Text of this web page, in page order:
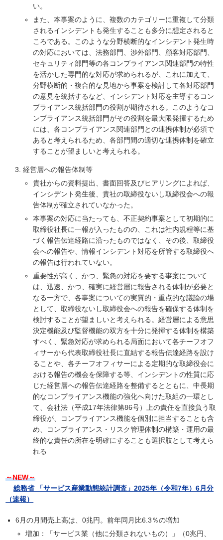
い。
また、本事案のように、複数のカテゴリーに重複して分類
されるインシデントも発生することも多分に想定されると
ころである。このような分野横断的なインシデント発生時
の対応においては、法務部門、渉外部門、顧客対応部門、
セキュリティ部門等の各コンプライアンス関連部門の特性
を活かした専門的な対応が求められるが、これに加えて、
分野横断的・複合的な見地から事案を検討して各対応部門
の意見を統括するなど、インシデント対応を主導するコン
プライアンス統括部門の役割が期待される。このようなコ
ンプライアンス統括部門がその役割を最大限発揮するため
には、各コンプライアンス関連部門との連携体制が必須で
あると考えられるため、各部門間の適切な連携体制を確立
することが望ましいと考えられる。
経営層への報告体制等
貴社からの資料提出、書面回答及びヒアリングによれば、
インシデント発生後、貴社の取締役ないし取締役会への報
告体制が確立されていなかった。
本事案の対応に当たっても、不正契約事案として初期的に
取締役社長に一報が入ったものの、これは社内規程等に基
づく報告伝達経路に沿ったものではなく、その後、取締役
会への報告や、情報インシデント対応を所管する取締役へ
の報告は行われていない。
重要性が高く、かつ、緊急の対応を要する事案について
は、迅速、かつ、確実に経営層に報告される体制が必要と
なる一方で、各事案についての実質的・重点的な議論の場
として、取締役ないし取締役会への報告を確保する体制を
検討することが望ましいと考えられる。経営層による意思
決定機能及び監督機能の双方を十分に発揮する体制を構築
すべく、緊急対応が求められる局面において各チーフオフ
ィサーから代表取締役社長に直結する報告伝達経路を設け
ることや、各チーフオフィサーによる定期的な取締役会に
おける報告の機会を保障する等、インシデントの性質に応
じた経営層への報告伝達経路を整備するとともに、中長期
的なコンプライアンス機能の強化へ向けた取組の一環とし
て、会社法（平成17年法律第86号）上の責任を直接負う取
締役が、コンプライアンス機能を個別に担当することも含
め、コンプライアンス・リスク管理体制の構築・運用の最
終的な責任の所在を明確にすることも選択肢として考えら
れる
～NEW～
総務省 「サービス産業動態統計調査」2025年（令和7年）6月分
（速報）
6月の月間売上高は、0兆円。前年同月比6.3％の増加
増加：「サービス業（他に分類されないもの）」（0兆円、